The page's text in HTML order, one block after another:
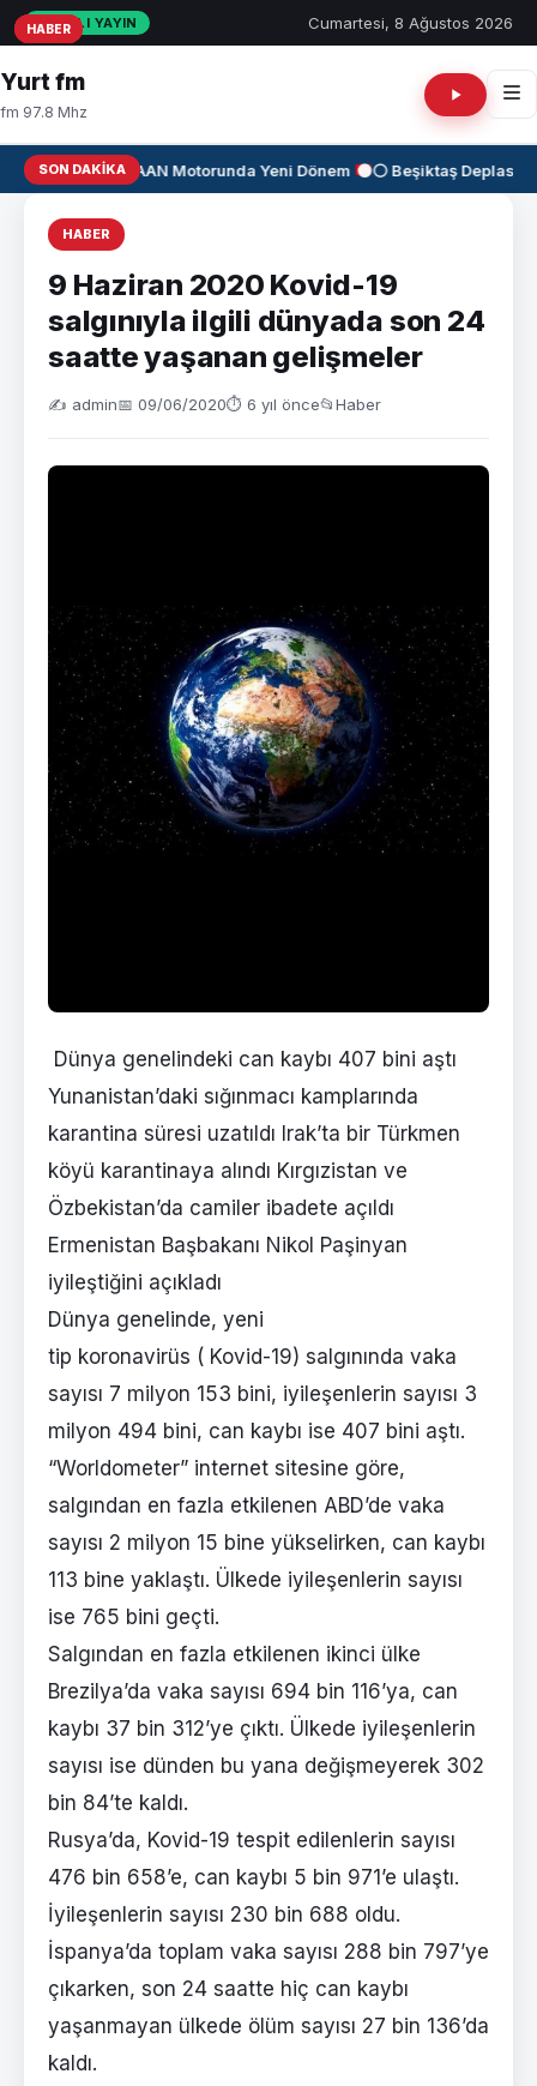
CANLI YAYIN Cumartesi, 8 Ağustos 2026
Yurt fm
fm 97.8 Mhz
SON DAKIKA
✈️KAAN Motorunda Yeni Dönem ⚫⚪ Beşiktaş
HABER
9 Haziran 2020 Kovid-19
salgınıyla ilgili dünyada son 24
saatte yaşanan gelişmeler
✍️ admin📅 09/06/2020⏱ 6 yıl önce📂Haber
Dünya genelindeki can kaybı 407 bini aştı
Yunanistan’daki sığınmacı kamplarında
karantina süresi uzatıldı Irak’ta bir Türkmen
köyü karantinaya alındı Kırgızistan ve
Özbekistan’da camiler ibadete açıldı
Ermenistan Başbakanı Nikol Paşinyan
iyileştiğini açıkladı
Dünya genelinde, yeni
tip koronavirüs ( Kovid-19) salgınında vaka
sayısı 7 milyon 153 bini, iyileşenlerin sayısı 3
milyon 494 bini, can kaybı ise 407 bini aştı.
“Worldometer” internet sitesine göre,
salgından en fazla etkilenen ABD’de vaka
sayısı 2 milyon 15 bine yükselirken, can kaybı
113 bine yaklaştı. Ülkede iyileşenlerin sayısı
ise 765 bini geçti.
Salgından en fazla etkilenen ikinci ülke
Brezilya’da vaka sayısı 694 bin 116’ya, can
kaybı 37 bin 312’ye çıktı. Ülkede iyileşenlerin
sayısı ise dünden bu yana değişmeyerek 302
bin 84’te kaldı.
Rusya’da, Kovid-19 tespit edilenlerin sayısı
476 bin 658’e, can kaybı 5 bin 971’e ulaştı.
İyileşenlerin sayısı 230 bin 688 oldu.
İspanya’da toplam vaka sayısı 288 bin 797’ye
çıkarken, son 24 saatte hiç can kaybı
yaşanmayan ülkede ölüm sayısı 27 bin 136’da
kaldı.
HABER
HABER
HABER